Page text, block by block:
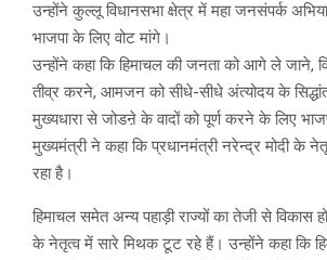
उन्होंने कुल्लू विधानसभा क्षेत्र में महा जनसंपर्क
भाजपा के लिए वोट मांगे।
उन्होंने कहा कि हिमाचल की जनता को आगे ले जाने,
तीव्र करने, आमजन को सीधे-सीधे अंत्योदय के
मुख्यधारा से जोडऩे के वादों को पूर्ण करने के लिए
मुख्यमंत्री ने कहा कि प्रधानमंत्री नरेन्द्र मोदी के
रहा है।
हिमाचल समेत अन्य पहाड़ी राज्यों का तेजी से विकास
के नेतृत्व में सारे मिथक टूट रहे हैं। उन्होंने कहा कि